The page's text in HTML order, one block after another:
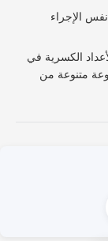
الإجراء
الكسرية في
متنوعة من